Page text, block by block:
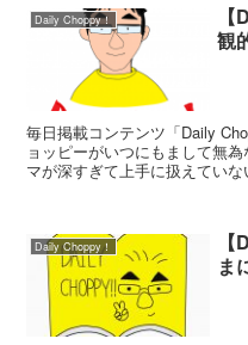
Daily Choppy！
観
毎日掲載コンテンツ「Daily
ョッピーがいつにもまして無
マが深すぎて上手に扱えてい
Daily Choppy！
ま